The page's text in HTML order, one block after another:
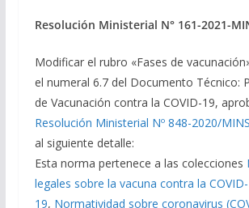
Resolución Ministerial N° 161-2021-
Modificar el rubro «Fases de
el numeral 6.7 del Documento Técnico:
de Vacunación contra la COVID-19,
Resolución Ministerial Nº 848-2020/
al siguiente detalle:
Esta norma pertenece a las colecciones
legales sobre la vacuna contra la COVID-
19, Normatividad sobre coronavirus